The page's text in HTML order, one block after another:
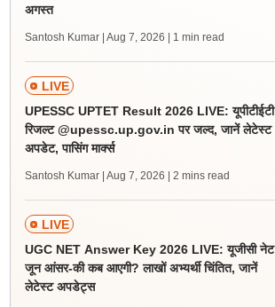
अगस्त
Santosh Kumar | Aug 7, 2026 | 1 min read
LIVE
UPESSC UPTET Result 2026 LIVE: यूपीटीईटी
रिजल्ट @upessc.up.gov.in पर जल्द, जानें लेटेस्ट
अपडेट, पासिंग मार्क्स
Santosh Kumar | Aug 7, 2026 | 2 mins read
LIVE
UGC NET Answer Key 2026 LIVE: यूजीसी नेट
जून आंसर-की कब आएगी? लाखों अभ्यर्थी चिंतित, जानें
लेटेस्ट अपडेट्स